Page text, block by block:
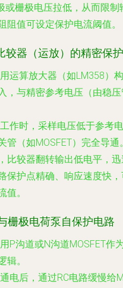
或栅极电压拉低，从而限
阻值可设定保护电流阈值。
较器（运放）的精密保
运算放大器（如LM358）
，与精密参考电压（由稳
作时，采样电压低于参考
管（如MOSFET）完全导
比较器翻转输出低电平，
保护点精确、响应速度快
值。
栅极电荷泵自保护电路
P沟道或N沟道MOSFET作
辑。
电后，通过RC电路缓慢给